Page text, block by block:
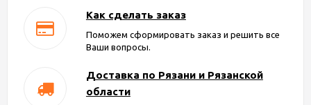
Как сделать заказ
Поможем сформировать заказ и решить все
Ваши вопросы.
Доставка по Рязани и Рязанской
области